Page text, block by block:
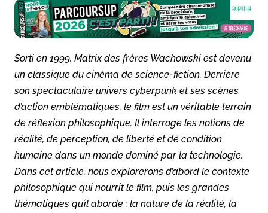
Sorti en 1999, Matrixdes frères Wachowski est devenu
un classique du cinéma de science-fiction. Derrière
son spectaculaire univers cyberpunk et ses scènes
d’action emblématiques, le film est un véritable terrain
de réflexion philosophique. Il interroge les notions de
réalité, de perception, de liberté et de condition
humaine dans un monde dominé par la technologie.
Dans cet article, nous explorerons d’abord le contexte
philosophique qui nourrit le film, puis les grandes
thématiques qu’il aborde : la nature de la réalité, la